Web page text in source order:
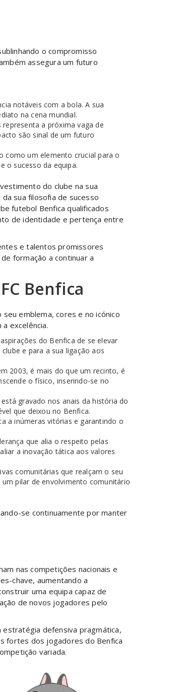
o compromisso
assegura um futuro
notáveis com a bola. A sua
na cena mundial.
a próxima vaga de
são sinal de um futuro
como um elemento crucial para o
o sucesso da equipa.
do clube na sua
sua filosofia de sucesso
futebol Benfica qualificados
de identidade e pertença entre
e talentos promissores
formação a continuar a
Benfica
emblema, cores e no icónico
excelência.
do Benfica de se elevar
e para a sua ligação aos
2003, é mais do que um recinto, é
o físico, inserindo-se no
gravado nos anais da história do
que deixou no Benfica.
a inúmeras vitórias e garantindo o
que alia o respeito pelas
a inovação tática aos valores
comunitárias que realçam o seu
pilar de envolvimento comunitário
se continuamente por manter
nas competições nacionais e
chave, aumentando a
uma equipa capaz de
de novos jogadores pelo
estratégia defensiva pragmática,
fortes dos jogadores do Benfica
variada.